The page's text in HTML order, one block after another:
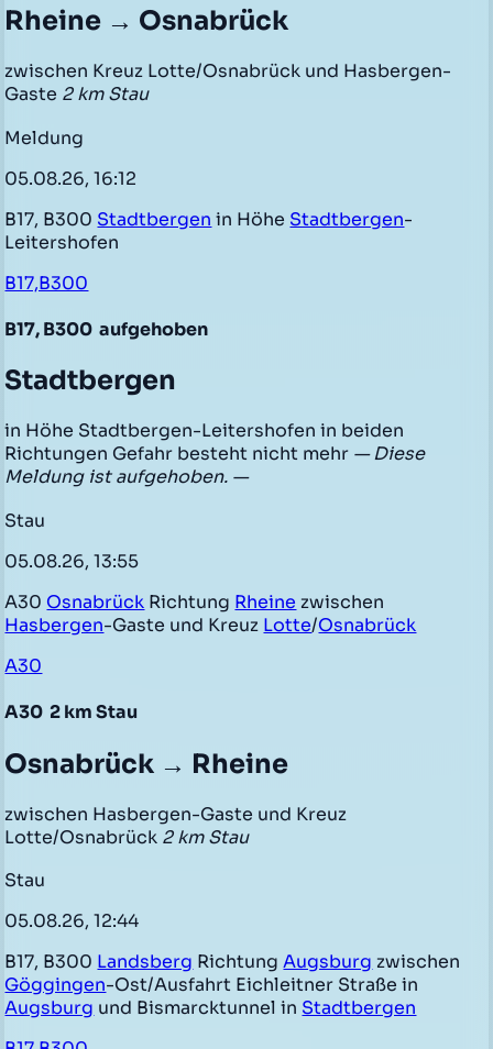
Rheine → Osnabrück
zwischen Kreuz Lotte/Osnabrück und Hasbergen-
Gaste 2 km Stau
Meldung
05.08.26, 16:12
B17, B300 Stadtbergen in Höhe Stadtbergen-
Leitershofen
B17,B300
B17, B300 aufgehoben
Stadtbergen
in Höhe Stadtbergen-Leitershofen in beiden
Richtungen Gefahr besteht nicht mehr — Diese
Meldung ist aufgehoben. —
Stau
05.08.26, 13:55
A30 Osnabrück Richtung Rheine zwischen
Hasbergen-Gaste und Kreuz Lotte/Osnabrück
A30
A30 2 km Stau
Osnabrück → Rheine
zwischen Hasbergen-Gaste und Kreuz
Lotte/Osnabrück 2 km Stau
Stau
05.08.26, 12:44
B17, B300 Landsberg RichtungAugsburg zwischen
Göggingen-Ost/Ausfahrt Eichleitner Straße in
Augsburg und Bismarcktunnel in Stadtbergen